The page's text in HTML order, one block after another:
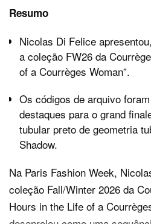
Resumo
Nicolas Di Felice
a coleção FW26 da
of a Courrèges Woman”.
Os códigos de arquivo
destaques para o grand
tubular preto de geometria
Shadow.
Na Paris Fashion Week,
coleção Fall/Winter 2026 da
Hours in the Life of a